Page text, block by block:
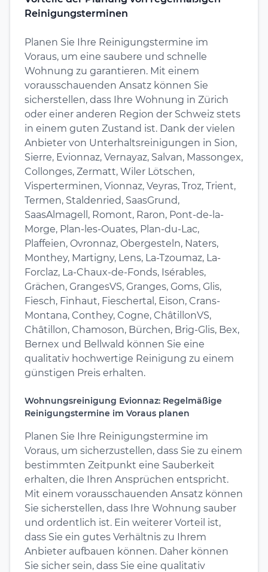
Reinigungsterminen
Planen Sie Ihre Reinigungstermine im
Voraus, um eine saubere und schnelle
Wohnung zu garantieren. Mit einem
vorausschauenden Ansatz können Sie
sicherstellen, dass Ihre Wohnung in Zürich
oder einer anderen Region der Schweiz stets
in einem guten Zustand ist. Dank der vielen
Anbieter von Unterhaltsreinigungen in Sion,
Sierre, Evionnaz, Vernayaz, Salvan, Massongex,
Collonges, Zermatt, Wiler Lötschen,
Visperterminen, Vionnaz, Veyras, Troz, Trient,
Termen, Staldenried, SaasGrund,
SaasAlmagell, Romont, Raron, Pont-de-la-
Morge, Plan-les-Ouates, Plan-du-Lac,
Plaffeien, Ovronnaz, Obergesteln, Naters,
Monthey, Martigny, Lens, La-Tzoumaz, La-
Forclaz, La-Chaux-de-Fonds, Isérables,
Grächen, GrangesVS, Granges, Goms, Glis,
Fiesch, Finhaut, Fieschertal, Eison, Crans-
Montana, Conthey, Cogne, ChâtillonVS,
Châtillon, Chamoson, Bürchen, Brig-Glis, Bex,
Bernex und Bellwald können Sie eine
qualitativ hochwertige Reinigung zu einem
günstigen Preis erhalten.
Wohnungsreinigung Evionnaz: Regelmäßige
Reinigungstermine im Voraus planen
Planen Sie Ihre Reinigungstermine im
Voraus, um sicherzustellen, dass Sie zu einem
bestimmten Zeitpunkt eine Sauberkeit
erhalten, die Ihren Ansprüchen entspricht.
Mit einem vorausschauenden Ansatz können
Sie sicherstellen, dass Ihre Wohnung sauber
und ordentlich ist. Ein weiterer Vorteil ist,
dass Sie ein gutes Verhältnis zu Ihrem
Anbieter aufbauen können. Daher können
Sie sicher sein, dass Sie eine qualitativ